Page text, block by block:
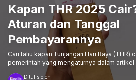
Kapan THR 2025
Aturan dan Tanggal
Pembayarannya
Cari tahu kapan Tunjangan Hari Raya (THR)
pemerintah yang mengaturnya dalam artikel
Ditulis oleh